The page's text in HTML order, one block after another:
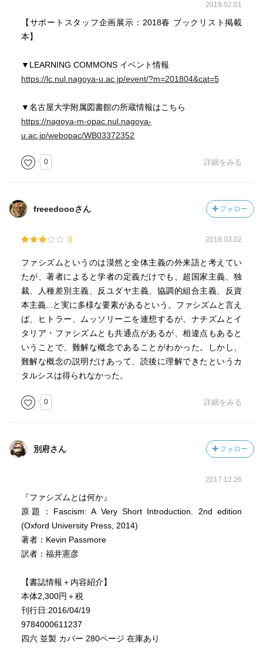
2019.02.01
【サポートスタッフ企画展示：2018春 ブックリスト掲載
本】
▼LEARNING COMMONS イベント情報
https://lc.nul.nagoya-u.ac.jp/event/?m=201804&cat=5
▼名古屋大学附属図書館の所蔵情報はこちら
https://nagoya-m-opac.nul.nagoya-
u.ac.jp/webopac/WB03372352
0 詳細をみる
freeedoooさん フォロー
3 2018.03.02
ファシズムというのは漠然と全体主義の外来語と考えてい
たが、著者によると学者の定義だけでも、超国家主義、独
裁、人種差別主義、反ユダヤ主義、協調的組合主義、反資
本主義...と実に多様な要素があるという。ファシズムと言え
ば、ヒトラー、ムッソリーニを連想するが、ナチズムとイ
タリア・ファシズムとも共通点があるが、相違点もあると
いうことで、難解な概念であることがわかった。しかし、
難解な概念の説明だけあって、読後に理解できたというカ
タルシスは得られなかった。
0 詳細をみる
別府さん フォロー
2017.12.26
『ファシズムとは何か』
原題：Fascism: A Very Short Introduction. 2nd edition
(Oxford University Press, 2014)
著者：Kevin Passmore
訳者：福井憲彦
【書誌情報＋内容紹介】
本体2,300円＋税
刊行日:2016/04/19
9784000611237
四六 並製 カバー 280ページ 在庫あり